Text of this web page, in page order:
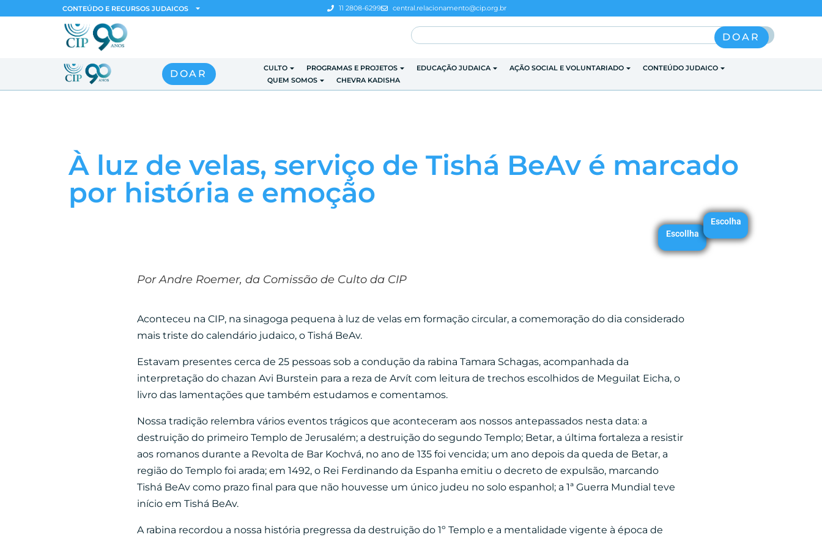
CONTEÚDO E RECURSOS JUDAICOS 11 2808-6299 central.relacionamento@cip.org.br
Pesquisar
DOAR
DOAR CULTO PROGRAMAS E PROJETOS EDUCAÇÃO JUDAICA AÇÃO SOCIAL E VOLUNTARIADO
CONTEÚDO JUDAICO
QUEM SOMOS
CHEVRA KADISHA
À luz de velas, serviço de Tishá BeAv é marcado
por história e emoção
Escollha
Escolha
Por Andre Roemer, da Comissão de Culto da CIP
Aconteceu na CIP, na sinagoga pequena à luz de velas em formação circular, a comemoração do dia considerado
mais triste do calendário judaico, o Tishá BeAv.
Estavam presentes cerca de 25 pessoas sob a condução da rabina Tamara Schagas, acompanhada da
interpretação do chazan Avi Burstein para a reza de Arvít com leitura de trechos escolhidos de Meguilat Eicha, o
livro das lamentações que também estudamos e comentamos.
Nossa tradição relembra vários eventos trágicos que aconteceram aos nossos antepassados nesta data: a
destruição do primeiro Templo de Jerusalém; a destruição do segundo Templo; Betar, a última fortaleza a resistir
aos romanos durante a Revolta de Bar Kochvá, no ano de 135 foi vencida; um ano depois da queda de Betar, a
região do Templo foi arada; em 1492, o Rei Ferdinando da Espanha emitiu o decreto de expulsão, marcando
Tishá BeAv como prazo final para que não houvesse um único judeu no solo espanhol; a 1ª Guerra Mundial teve
início em Tishá BeAv.
A rabina recordou a nossa história pregressa da destruição do 1º Templo e a mentalidade vigente à época de